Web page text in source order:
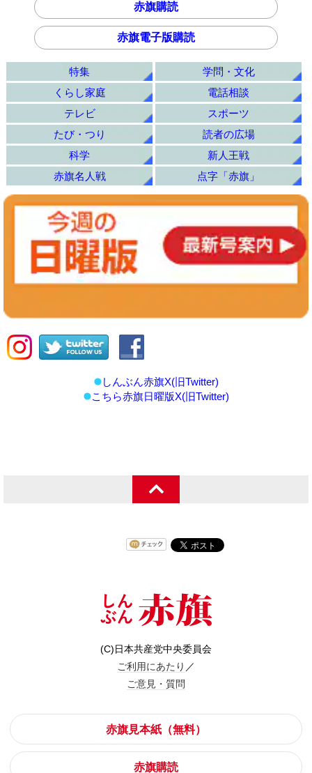
赤旗購読
赤旗電子版購読
特集
学問・文化
くらし家庭
電話相談
テレビ
スポーツ
たび・つり
読者の広場
科学
新人王戦
赤旗名人戦
点字「赤旗」
しんぶん赤旗X(旧Twitter)
こちら赤旗日曜版X(旧Twitter)
(C)日本共産党中央委員会
ご利用にあたり ／
ご意見・質問
赤旗見本紙（無料）
赤旗購読